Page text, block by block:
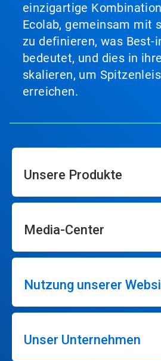
einzigartige
Ecolab, gemeinsam mit
zu definieren, was Best-
bedeutet, und dies in
skalieren, um
erreichen.
Unsere Produkte
Media-Center
Nutzung unserer
Unser Unternehmen